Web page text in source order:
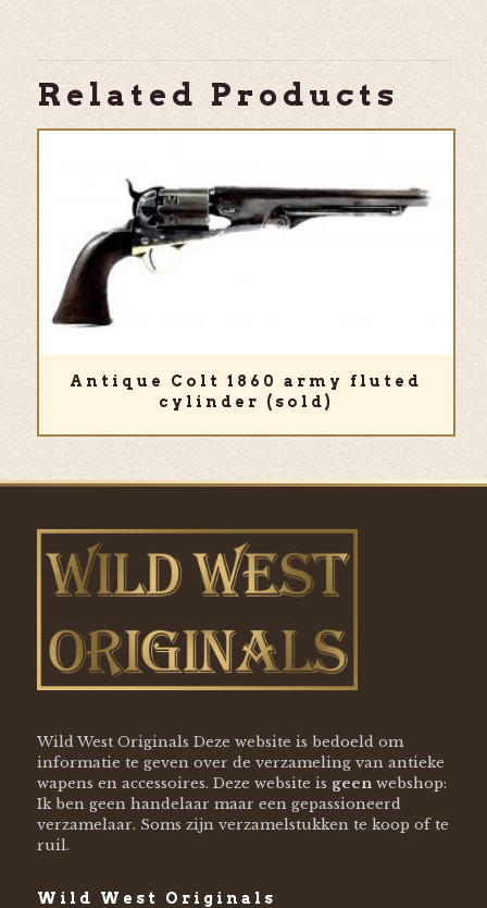
Related Products
Antique Colt 1860 army fluted
cylinder (sold)
Wild West Originals Deze website is bedoeld om
informatie te geven over de verzameling van antieke
wapens en accessoires. Deze website is geenwebshop:
Ik ben geen handelaar maar een gepassioneerd
verzamelaar. Soms zijn verzamelstukken te koop of te
ruil.
Wild West Originals